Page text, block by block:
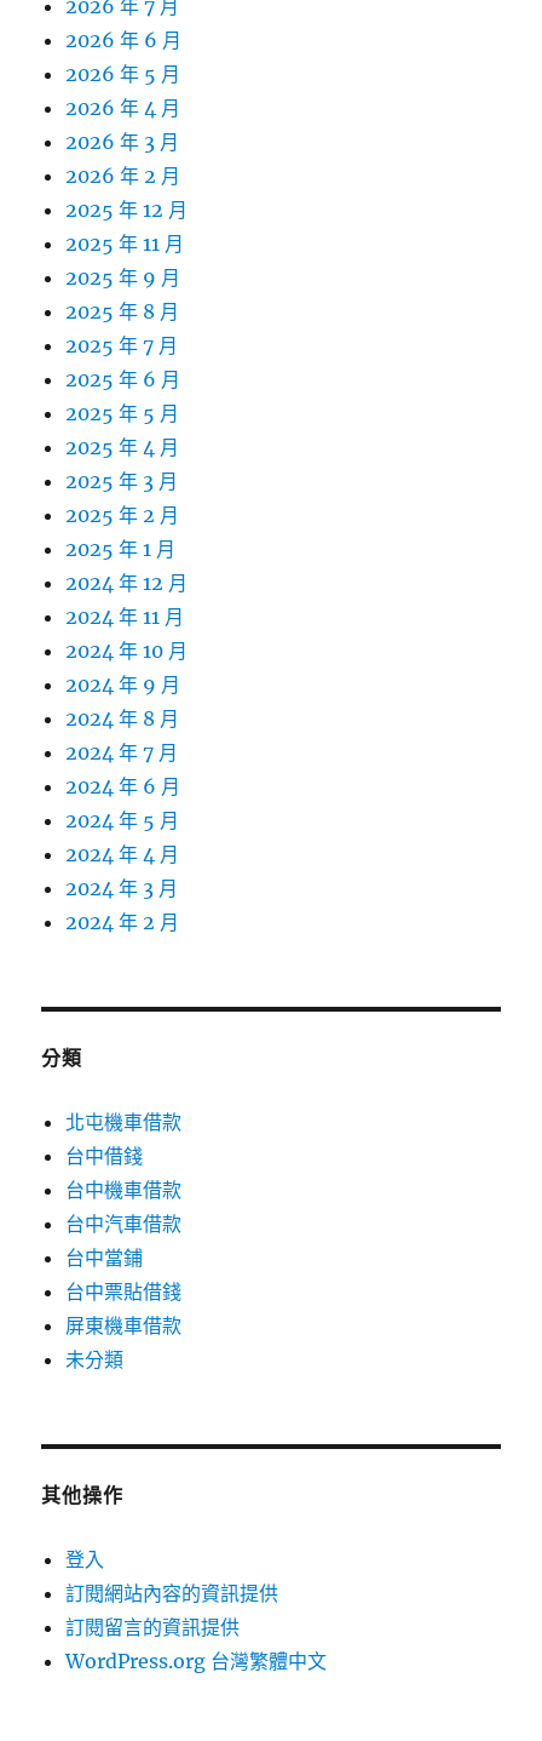
2026 年 7 月
2026 年 6 月
2026 年 5 月
2026 年 4 月
2026 年 3 月
2026 年 2 月
2025 年 12 月
2025 年 11 月
2025 年 9 月
2025 年 8 月
2025 年 7 月
2025 年 6 月
2025 年 5 月
2025 年 4 月
2025 年 3 月
2025 年 2 月
2025 年 1 月
2024 年 12 月
2024 年 11 月
2024 年 10 月
2024 年 9 月
2024 年 8 月
2024 年 7 月
2024 年 6 月
2024 年 5 月
2024 年 4 月
2024 年 3 月
2024 年 2 月
分類
北屯機車借款
台中借錢
台中機車借款
台中汽車借款
台中當鋪
台中票貼借錢
屏東機車借款
未分類
其他操作
登入
訂閱網站內容的資訊提供
訂閱留言的資訊提供
WordPress.org 台灣繁體中文